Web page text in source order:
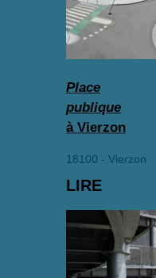
Place
publique
à Vierzon
18100 - Vierzon
LIRE